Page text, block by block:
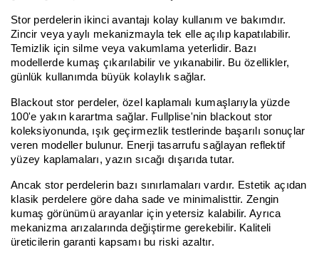
Stor perdelerin ikinci avantajı kolay kullanım ve bakımdır.
Zincir veya yaylı mekanizmayla tek elle açılıp kapatılabilir.
Temizlik için silme veya vakumlama yeterlidir. Bazı
modellerde kumaş çıkarılabilir ve yıkanabilir. Bu özellikler,
günlük kullanımda büyük kolaylık sağlar.
Blackout stor perdeler, özel kaplamalı kumaşlarıyla yüzde
100'e yakın karartma sağlar. Fullplise'nin blackout stor
koleksiyonunda, ışık geçirmezlik testlerinde başarılı sonuçlar
veren modeller bulunur. Enerji tasarrufu sağlayan reflektif
yüzey kaplamaları, yazın sıcağı dışarıda tutar.
Ancak stor perdelerin bazı sınırlamaları vardır. Estetik açıdan
klasik perdelere göre daha sade ve minimalisttir. Zengin
kumaş görünümü arayanlar için yetersiz kalabilir. Ayrıca
mekanizma arızalarında değiştirme gerekebilir. Kaliteli
üreticilerin garanti kapsamı bu riski azaltır.